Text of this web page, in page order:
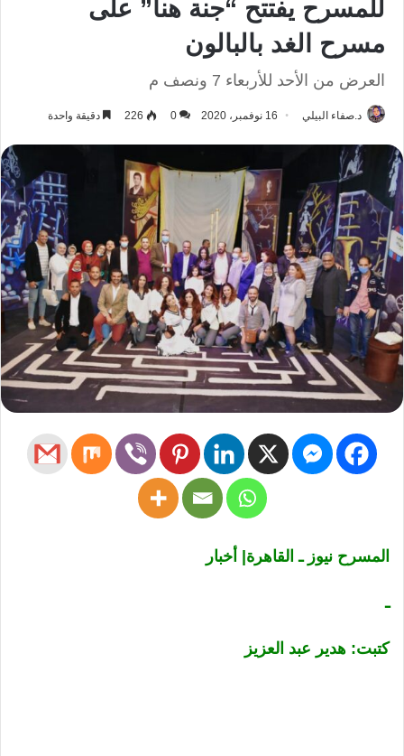
للمسرح يفتتح “جنة هنا” على
مسرح الغد بالبالون
العرض من الأحد للأربعاء 7 ونصف م
د.صفاء البيلي 16 نوفمبر، 2020 0
226 دقيقة واحدة
المسرح نيوز ـ القاهرة| أخبار
ـ
كتبت: هدير عبد العزيز